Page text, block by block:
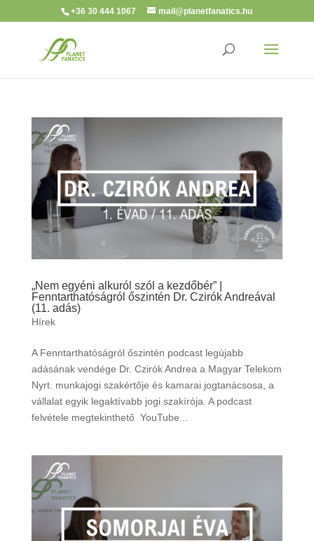
+36 30 444 1067 mail@planetfanatics.hu
„Nem egyéni alkuról szól a kezdőbér” |
Fenntarthatóságról őszintén Dr. Czirók Andreával
(11. adás)
Hírek
A Fenntarthatóságról őszintén podcast legújabb
adásának vendége Dr. Czirók Andrea a Magyar Telekom
Nyrt. munkajogi szakértője és kamarai jogtanácsosa, a
vállalat egyik legaktívabb jogi szakírója. A podcast
felvétele megtekinthető YouTube...